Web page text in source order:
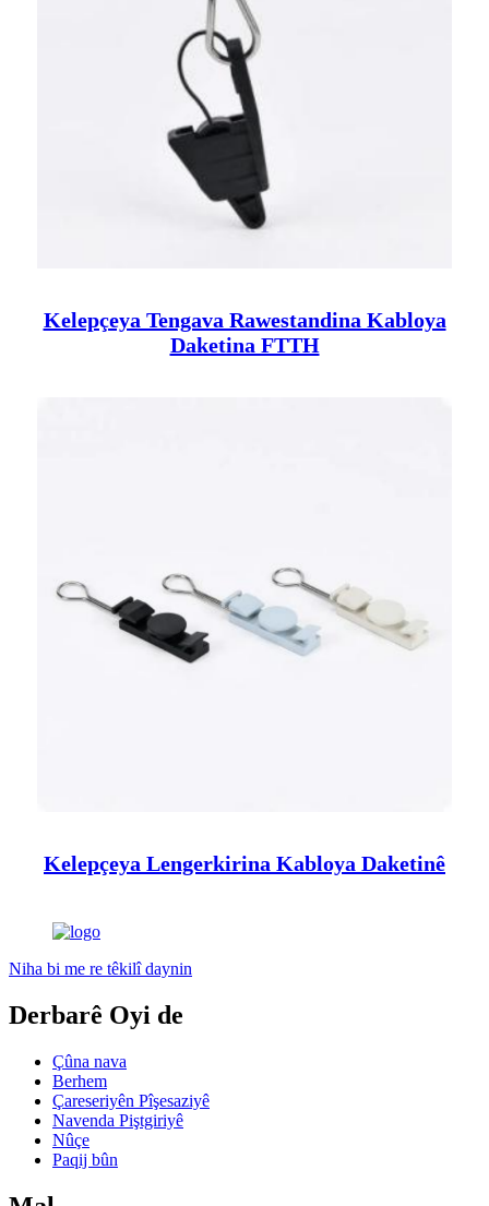
Kelepçeya Tengava Rawestandina Kabloya
Daketina FTTH
Kelepçeya Lengerkirina Kabloya Daketinê
Niha bi me re têkilî daynin
Derbarê Oyi de
Çûna nava
Berhem
Çareseriyên Pîşesaziyê
Navenda Piştgiriyê
Nûçe
Paqij bûn